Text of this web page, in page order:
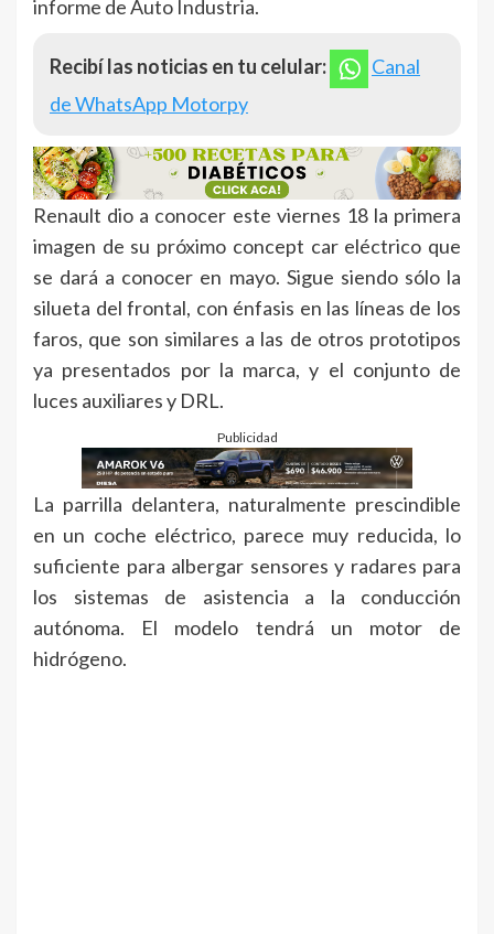
informe de Auto Industria.
Recibí las noticias en tu celular:
Canal
de WhatsApp Motorpy
Renault dio a conocer este viernes 18 la primera
imagen de su próximo concept car eléctrico que
se dará a conocer en mayo. Sigue siendo sólo la
silueta del frontal, con énfasis en las líneas de los
faros, que son similares a las de otros prototipos
ya presentados por la marca, y el conjunto de
luces auxiliares y DRL.
Publicidad
La parrilla delantera, naturalmente prescindible
en un coche eléctrico, parece muy reducida, lo
suficiente para albergar sensores y radares para
los sistemas de asistencia a la conducción
autónoma. El modelo tendrá un motor de
hidrógeno.